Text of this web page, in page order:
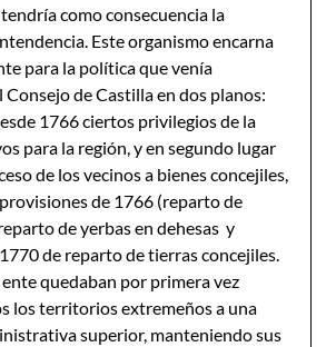
como consecuencia la
Este organismo encarna
para la política que venía
de Castilla en dos planos:
1766 ciertos privilegios de la
para la región, y en segundo lugar
de los vecinos a bienes concejiles,
de 1766 (reparto de
de yerbas en dehesas y
de reparto de tierras concejiles.
quedaban por primera vez
los territorios extremeños a una
superior, manteniendo sus